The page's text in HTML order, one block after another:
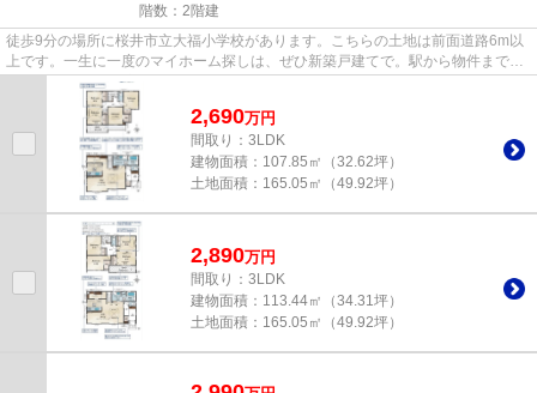
階数：2階建
徒歩9分の場所に桜井市立大福小学校があります。こちらの土地は前面道路6m以
上です。一生に一度のマイホーム探しは、ぜひ新築戸建てで。駅から物件まで徒
歩10分です。桜井市に特化した...
2,690万円
間取り：3LDK
建物面積： 107.85㎡（32.62坪）
土地面積： 165.05㎡（49.92坪）
2,890万円
間取り：3LDK
建物面積： 113.44㎡（34.31坪）
土地面積： 165.05㎡（49.92坪）